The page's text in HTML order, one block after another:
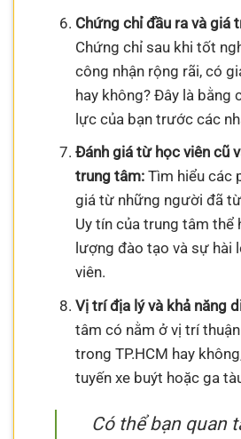
Chứng chỉ đầu ra và giá
Chứng chỉ sau khi tốt
công nhận rộng rãi, có
hay không? Đây là bằng
lực của bạn trước các
Đánh giá từ học viên cũ
trung tâm:Tìm hiểu các
giá từ những người đã
Uy tín của trung tâm thể
lượng đào tạo và sự hài
viên.
Vị trí địa lý và khả năng
tâm có nằm ở vị trí
trong TP.HCM hay
tuyến xe buýt hoặc ga
Có thể bạn quan